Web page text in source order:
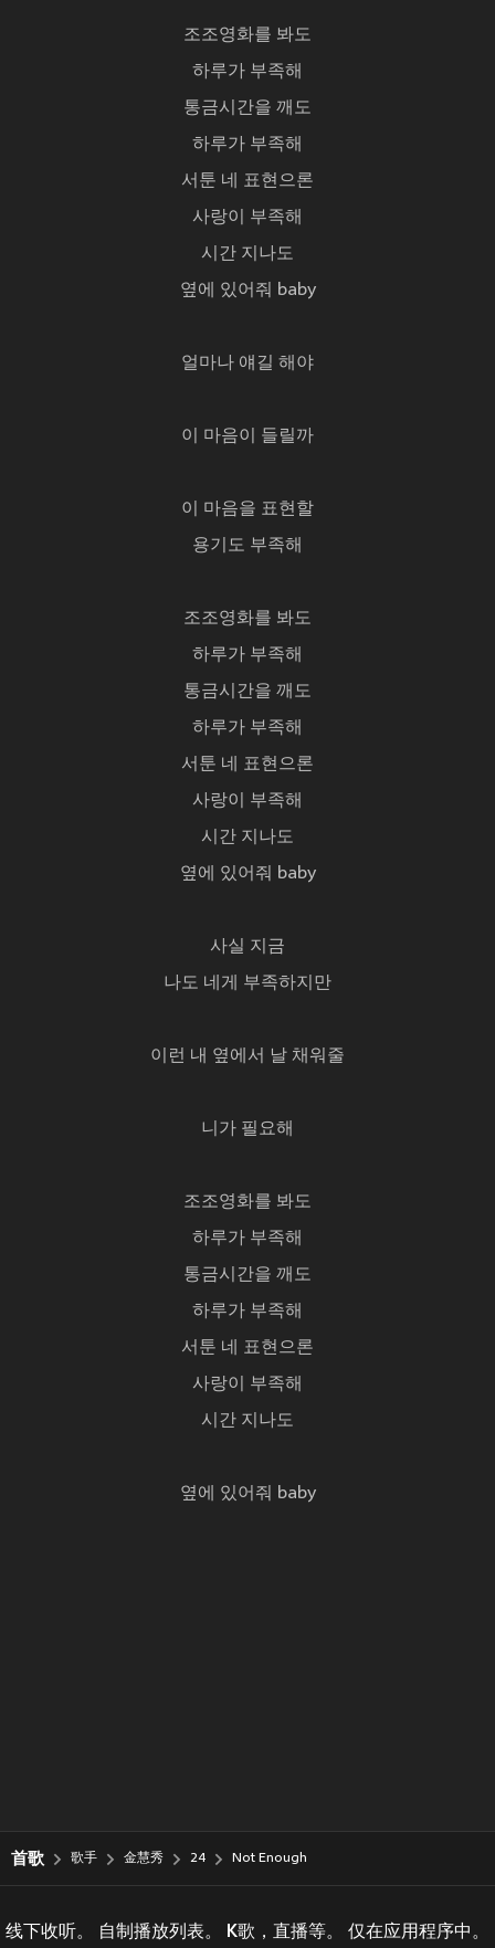
조조영화를 봐도
하루가 부족해
통금시간을 깨도
하루가 부족해
서툰 네 표현으론
사랑이 부족해
시간 지나도
옆에 있어줘 baby
얼마나 얘길 해야
이 마음이 들릴까
이 마음을 표현할
용기도 부족해
조조영화를 봐도
하루가 부족해
통금시간을 깨도
하루가 부족해
서툰 네 표현으론
사랑이 부족해
시간 지나도
옆에 있어줘 baby
사실 지금
나도 네게 부족하지만
이런 내 옆에서 날 채워줄
니가 필요해
조조영화를 봐도
하루가 부족해
통금시간을 깨도
하루가 부족해
서툰 네 표현으론
사랑이 부족해
시간 지나도
옆에 있어줘 baby
首歌 歌手 金慧秀 24 Not Enough
线下收听。 自制播放列表。 K歌，直播等。 仅在应用程序中。